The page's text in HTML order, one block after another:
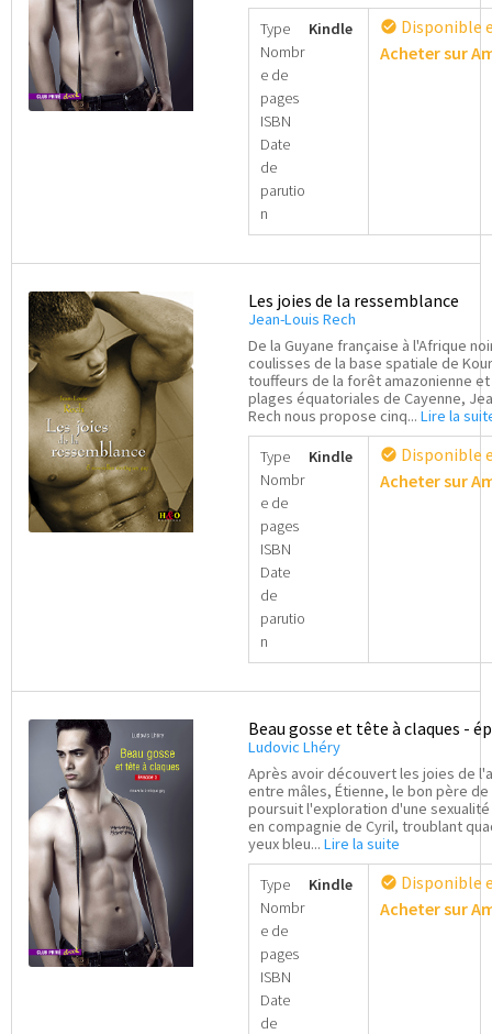
Type
Nombr
e de
pages
ISBN
Date
de
parutio
n
Kindle check_circle Disponible
Acheter sur
Les joies de la ressemblance
Jean-Louis Rech
De la Guyane française à l'Afrique
coulisses de la base spatiale de
touffeurs de la forêt amazonienne et
plages équatoriales de Cayenne,
Rech nous propose cinq... Lire la
Type
Nombr
e de
pages
ISBN
Date
de
parutio
n
Kindle check_circle Disponible
Acheter sur
Beau gosse et tête à claques -
Ludovic Lhéry
Après avoir découvert les joies de
entre mâles, Étienne, le bon père
poursuit l'exploration d'une
en compagnie de Cyril, troublant
yeux bleu... Lire la suite
Type
Nombr
e de
pages
ISBN
Date
de
Kindle check_circle Disponible
Acheter sur